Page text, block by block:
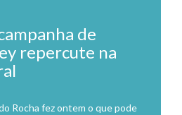
de
repercute na
Rocha fez ontem o que pode